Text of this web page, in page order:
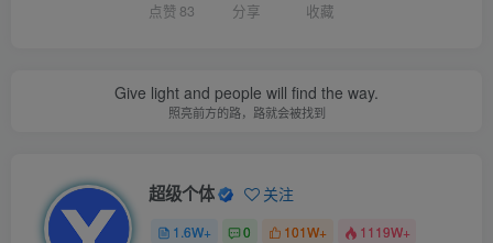
点赞 83 分享 收藏
Give light and people will find the way.
照亮前方的路，路就会被找到
超级个体 关注
1.6W+ 0 101W+ 1119W+